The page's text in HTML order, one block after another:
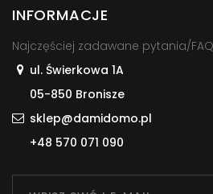
INFORMACJE
Najczęściej zadawane pytania/FAQ
ul. Świerkowa 1A
05-850 Bronisze
sklep@damidomo.pl
+48 570 071 090